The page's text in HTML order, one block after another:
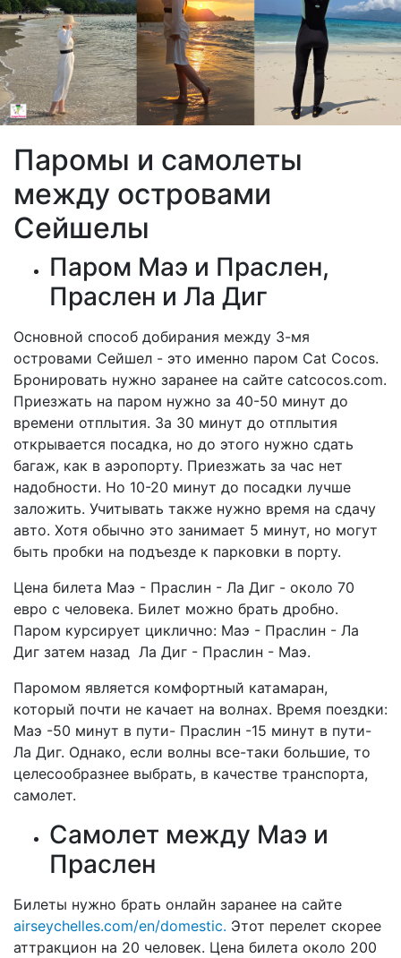
Паромы и самолеты
между островами
Сейшелы
Паром Маэ и Праслен,
Праслен и Ла Диг
Основной способ добирания между 3-мя
островами Сейшел - это именно паром Cat Cocos.
Бронировать нужно заранее на сайте catcocos.com.
Приезжать на паром нужно за 40-50 минут до
времени отплытия. За 30 минут до отплытия
открывается посадка, но до этого нужно сдать
багаж, как в аэропорту. Приезжать за час нет
надобности. Но 10-20 минут до посадки лучше
заложить. Учитывать также нужно время на сдачу
авто. Хотя обычно это занимает 5 минут, но могут
быть пробки на подъезде к парковки в порту.
Цена билета Маэ - Праслин - Ла Диг - около 70
евро с человека. Билет можно брать дробно.
Паром курсирует циклично: Маэ - Праслин - Ла
Диг затем назад Ла Диг - Праслин - Маэ.
Паромом является комфортный катамаран,
который почти не качает на волнах. Время поездки:
Маэ -50 минут в пути- Праслин -15 минут в пути-
Ла Диг. Однако, если волны все-таки большие, то
целесообразнее выбрать, в качестве транспорта,
самолет.
Самолет между Маэ и
Праслен
Билеты нужно брать онлайн заранее на сайте
airseychelles.com/en/domestic. Этот перелет скорее
аттракцион на 20 человек. Цена билета около 200